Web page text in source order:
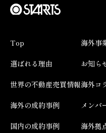
Top
選ばれる理由
世界の不動産売買情報
海外の成約事例
国内の成約事例
海外事
お知ら
海外コ
メンバ
海外拠